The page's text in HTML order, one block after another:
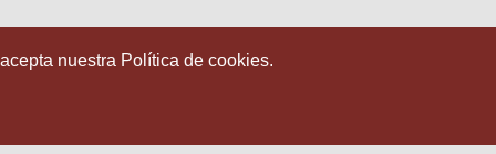
nuestra Política de cookies.